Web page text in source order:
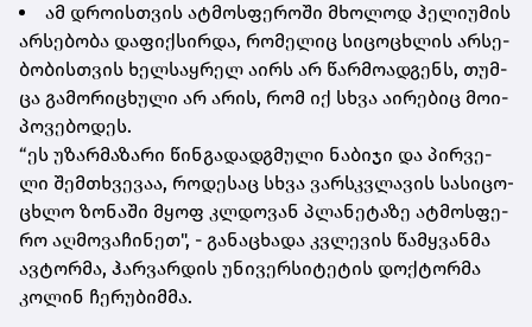
ამ დრო­ის­თვის ატ­მოს­ფე­რო­ში მხო­ლოდ ჰე­ლი­უ­მის
არ­სე­ბო­ბა და­ფიქ­სირ­და, რო­მე­ლიც სი­ცო­ცხლის არ­სე­
ბო­ბის­თვის ხელ­საყ­რელ აირს არ წარ­მო­ად­გენს, თუმ­
ცა გა­მო­რი­ცხუ­ლი არ არის, რომ იქ სხვა აი­რე­ბიც მო­ი­
პო­ვე­ბო­დეს.
“ეს უზარ­მა­ზა­რი წინ­გა­დად­გმუ­ლი ნა­ბი­ჯი და პირ­ვე­
ლი შემ­თხვე­ვაა, რო­დე­საც სხვა ვარ­სკვლა­ვის სა­სი­ცო­
ცხლო ზო­ნა­ში მყოფ კლდო­ვან პლა­ნე­ტა­ზე ატ­მოს­ფე­
რო აღ­მო­ვა­ჩი­ნეთ", - გა­ნა­ცხა­და კვლე­ვის წამ­ყვან­მა
ავ­ტორ­მა, ჰარ­ვარ­დის უნი­ვერ­სი­ტე­ტის დოქ­ტორ­მა
კო­ლინ ჩე­რუ­ბიმ­მა.